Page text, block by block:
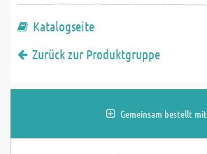
Katalogseite
Zurück zur Produktgruppe
Gemeinsam bestellt mit